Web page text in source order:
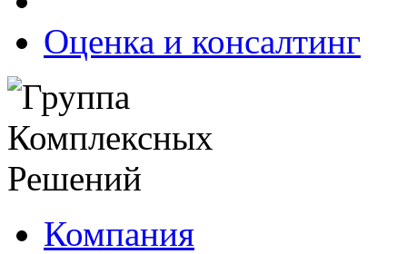
Оценка и консалтинг
Компания